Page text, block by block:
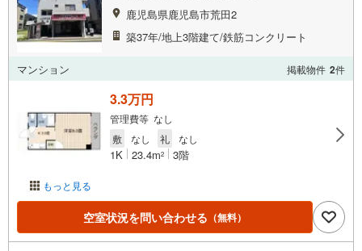
鹿児島県鹿児島市荒田2
築37年/地上3階建て/鉄筋コンクリート
マンション 掲載物件 2件
もっと見る
3.3万円
管理費等 なし
敷
なし 礼 なし
1K 23.4m2 3階
空室状況を問い合わせる （無料）